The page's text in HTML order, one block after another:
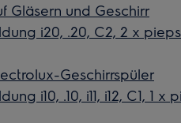
Gläsern und Geschirr
i20, .20, C2, 2 x
Geschirrspüler
i10, .10, i11, i12, C1, 1 x